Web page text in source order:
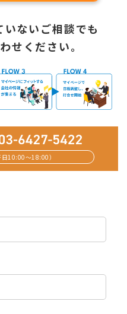
ないご相談でも
せください。
10:00〜18:00）